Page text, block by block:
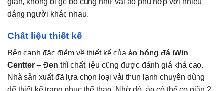
giãn, không bị gò bó cũng như vai áo phù hợp với nhiều
dáng người khác nhau.
Chất liệu thiết kế
Bên cạnh đặc điểm về thiết kế của áo bóng đá iWin
Centter – Đen thì chất liệu cũng được đánh giá khá cao.
Nhà sản xuất đã lựa chọn loại vải thun lạnh chuyên dùng
để thiết kế trang phục thể thao. Nhờ đó, áo có thể co giãn 2